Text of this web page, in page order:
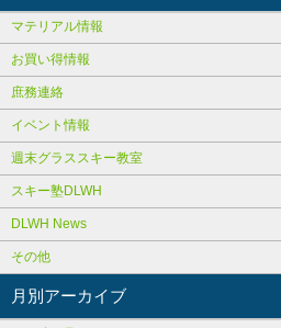
マテリアル情報
お買い得情報
庶務連絡
イベント情報
週末グラススキー教室
スキー塾DLWH
DLWH News
その他
月別アーカイブ